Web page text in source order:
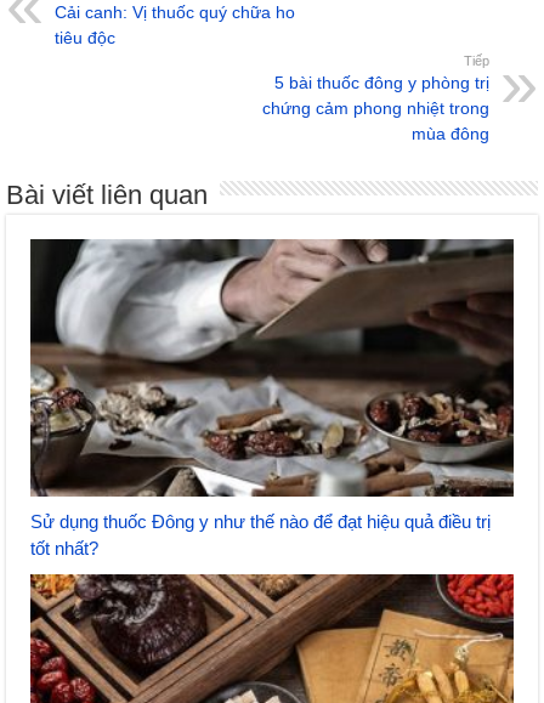
Cải canh: Vị thuốc quý chữa ho
tiêu độc
Tiếp
5 bài thuốc đông y phòng trị
chứng cảm phong nhiệt trong
mùa đông
Bài viết liên quan
Sử dụng thuốc Đông y như thế nào để đạt hiệu quả điều trị
tốt nhất?